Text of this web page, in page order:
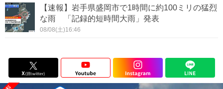
【速報】岩手県盛岡市で1時間に約100ミリの猛烈
な雨 「記録的短時間大雨」発表
08/08(土)16:46